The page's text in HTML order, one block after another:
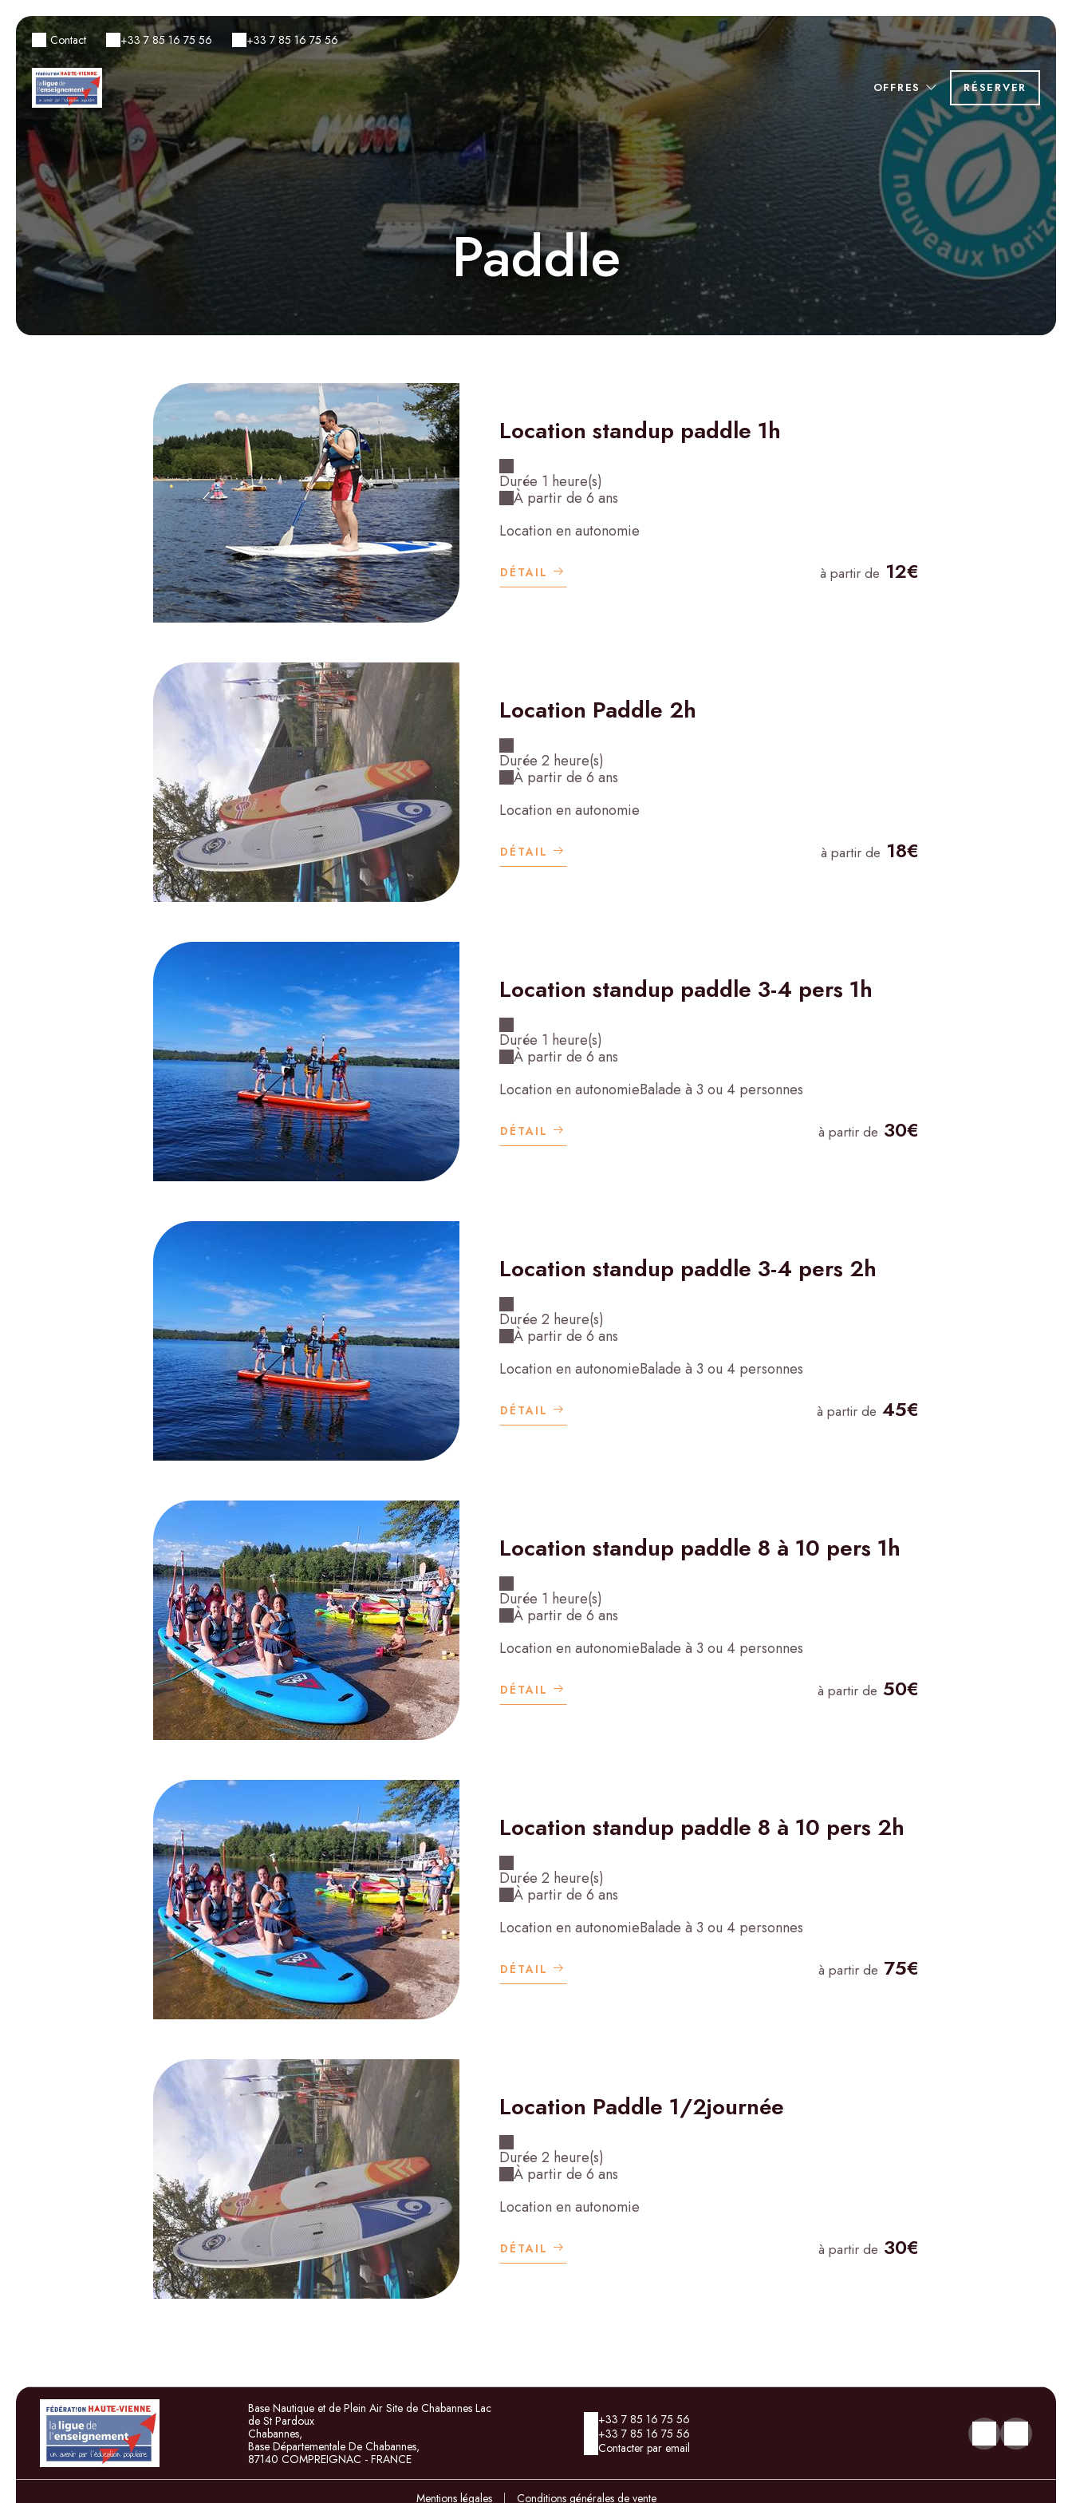
Contact +33 7 85 16 75 56 +33 7 85 16 75 56
OFFRES RÉSERVER
Paddle
Location standup paddle 1h
Durée 1 heure(s)
À partir de 6 ans
Location en autonomie
DÉTAIL à partir de 12€
Location Paddle 2h
Durée 2 heure(s)
À partir de 6 ans
Location en autonomie
DÉTAIL à partir de 18€
Location standup paddle 3-4 pers 1h
Durée 1 heure(s)
À partir de 6 ans
Location en autonomieBalade à 3 ou 4 personnes
DÉTAIL à partir de 30€
Location standup paddle 3-4 pers 2h
Durée 2 heure(s)
À partir de 6 ans
Location en autonomieBalade à 3 ou 4 personnes
DÉTAIL à partir de 45€
Location standup paddle 8 à 10 pers 1h
Durée 1 heure(s)
À partir de 6 ans
Location en autonomieBalade à 3 ou 4 personnes
DÉTAIL à partir de 50€
Location standup paddle 8 à 10 pers 2h
Durée 2 heure(s)
À partir de 6 ans
Location en autonomieBalade à 3 ou 4 personnes
DÉTAIL à partir de 75€
Location Paddle 1/2journée
Durée 2 heure(s)
À partir de 6 ans
Location en autonomie
DÉTAIL à partir de 30€
Base Nautique et de Plein Air Site de Chabannes Lac
de St Pardoux
Chabannes,
Base Départementale De Chabannes,
87140 COMPREIGNAC - FRANCE
+33 7 85 16 75 56
+33 7 85 16 75 56
Contacter par email
Mentions légales Conditions générales de vente